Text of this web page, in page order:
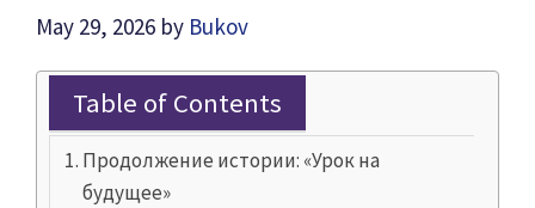
May 29, 2026 by Bukov
Table of Contents
Продолжение истории: «Урок на
будущее»